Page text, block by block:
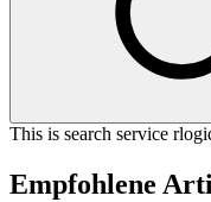
This is search service
Empfohlene